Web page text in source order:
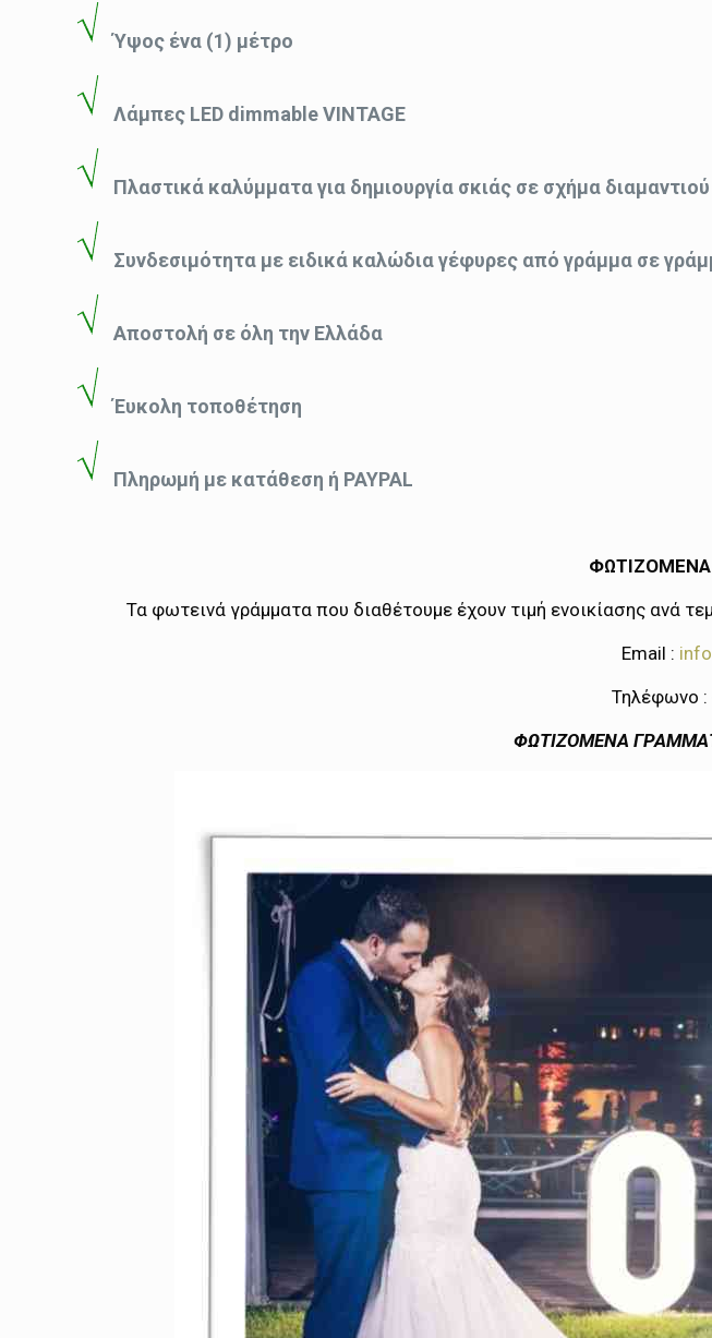
Ύψος ένα (1) μέτρο
Λάμπες LED dimmable VINTAGE
Πλαστικά καλύμματα για δημιουργία σκιάς σε σχήμα διαμαντιού
Συνδεσιμότητα με ειδικά καλώδια γέφυρες από γράμμα σε
Αποστολή σε όλη την Ελλάδα
Έυκολη τοποθέτηση
Πληρωμή με κατάθεση ή PAYPAL
Τα φωτεινά γράμματα που διαθέτουμε έχουν τιμή ενοικίασης ανά
Email :
Τηλέφωνο
ΦΩΤΙΖΟΜΕΝΑ